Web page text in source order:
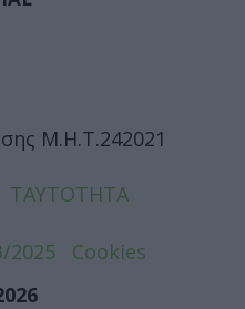
Μ.Η.Τ.242021
ΤΑΥΤΟΤΗΤΑ
2025
Cookies